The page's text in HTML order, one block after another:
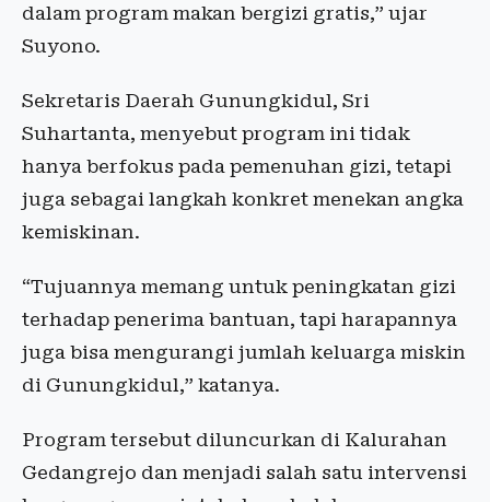
dalam program makan bergizi gratis,” ujar
Suyono.
Sekretaris Daerah Gunungkidul, Sri
Suhartanta, menyebut program ini tidak
hanya berfokus pada pemenuhan gizi, tetapi
juga sebagai langkah konkret menekan angka
kemiskinan.
“Tujuannya memang untuk peningkatan gizi
terhadap penerima bantuan, tapi harapannya
juga bisa mengurangi jumlah keluarga miskin
di Gunungkidul,” katanya.
Program tersebut diluncurkan di Kalurahan
Gedangrejo dan menjadi salah satu intervensi